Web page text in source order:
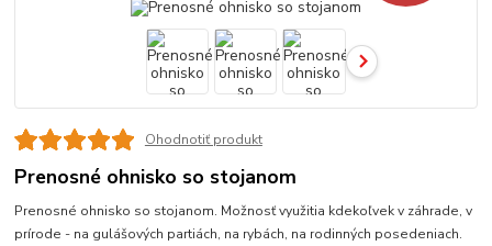
Ohodnotiť produkt
Prenosné ohnisko so stojanom
Prenosné ohnisko so stojanom. Možnosť využitia kdekoľvek v záhrade, v
prírode - na gulášových partiách, na rybách, na rodinných posedeniach.